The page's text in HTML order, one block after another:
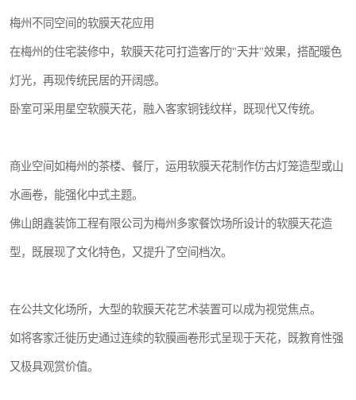
梅州不同空间的软膜天花应用
在梅州的住宅装修中，软膜天花可打造客厅的"天井"效果，搭配暖色
灯光，再现传统民居的开阔感。
卧室可采用星空软膜天花，融入客家铜钱纹样，既现代又传统。
商业空间如梅州的茶楼、餐厅，运用软膜天花制作仿古灯笼造型或山
水画卷，能强化中式主题。
佛山朗鑫装饰工程有限公司为梅州多家餐饮场所设计的软膜天花造
型，既展现了文化特色，又提升了空间档次。
在公共文化场所，大型的软膜天花艺术装置可以成为视觉焦点。
如将客家迁徙历史通过连续的软膜画卷形式呈现于天花，既教育性强
又极具观赏价值。